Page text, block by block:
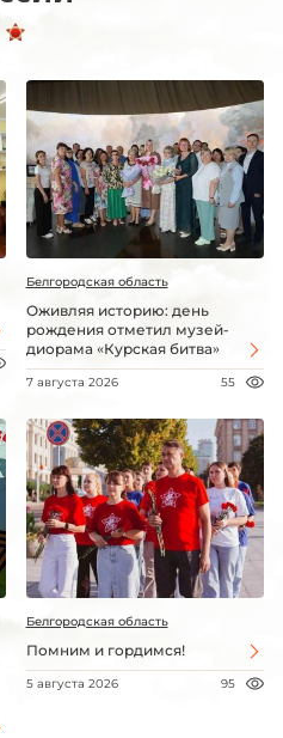
Белгородская область
Оживляя историю: день
рождения отметил музей-
диорама «Курская битва»
7 августа 2026 55
Белгородская область
Помним и гордимся!
5 августа 2026 95